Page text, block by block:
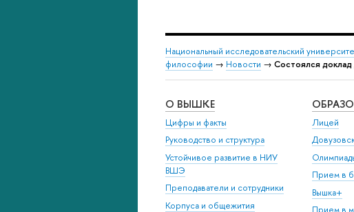
Национальный исследовательский
философии → Новости → Состоялся
О ВЫШКЕ
Цифры и факты
Руководство и структура
Устойчивое развитие в НИУ
ВШЭ
Преподаватели и сотрудники
Корпуса и общежития
Лицей
Прием в
Вышка+
Прием в